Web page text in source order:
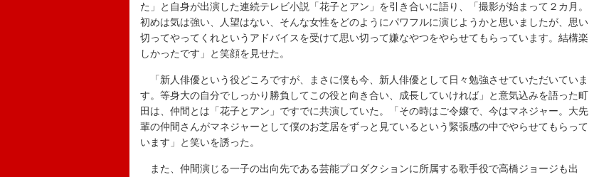
た」と自身が出演した連続テレビ小説「花子とアン」を引き合いに語り、「撮影が始まって２カ月。
初めは気は強い、人望はない、そんな女性をどのようにパワフルに演じようかと思いましたが、思い
切ってやってくれというアドバイスを受けて思い切って嫌なやつをやらせてもらっています。結構楽
しかったです」と笑顔を見せた。
「新人俳優という役どころですが、まさに僕も今、新人俳優として日々勉強させていただいていま
す。等身大の自分でしっかり勝負してこの役と向き合い、成長していければ」と意気込みを語った町
田は、仲間とは「花子とアン」ですでに共演していた。「その時はご令嬢で、今はマネジャー。大先
輩の仲間さんがマネジャーとして僕のお芝居をずっと見ているという緊張感の中でやらせてもらって
います」と笑いを誘った。
また、仲間演じる一子の出向先である芸能プロダクションに所属する歌手役で高橋ジョージも出